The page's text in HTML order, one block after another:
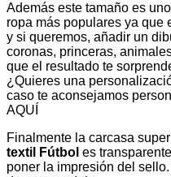
Además este tamaño es
ropa más populares ya que
y si queremos, añadir un
coronas, princeras,
que el resultado te
¿Quieres una
caso te aconsejamos
AQUÍ
Finalmente la carcasa
textil Fútbol es
poner la impresión del